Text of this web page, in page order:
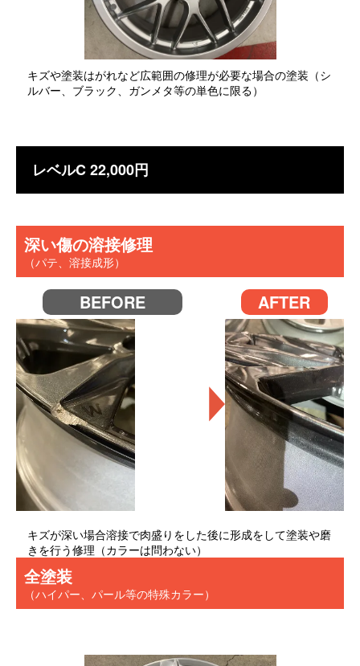
キズや塗装はがれなど広範囲の修理が必要な場合の塗装（シ
ルバー、ブラック、ガンメタ等の単色に限る）
レベルC 22,000円
深い傷の溶接修理
（パテ、溶接成形）
BEFORE AFTER
キズが深い場合溶接で肉盛りをした後に形成をして塗装や磨
きを行う修理（カラーは問わない）
全塗装
（ハイパー、パール等の特殊カラー）